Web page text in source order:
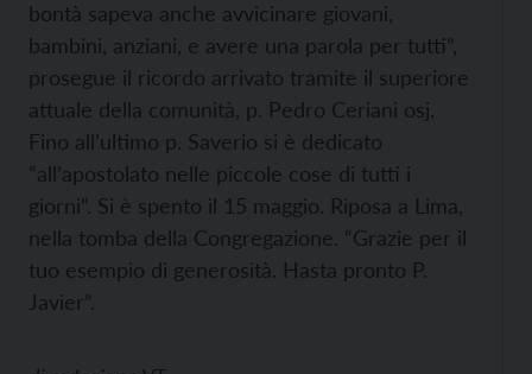
bontà sapeva anche avvicinare giovani,
bambini, anziani, e avere una parola per tutti”,
prosegue il ricordo arrivato tramite il superiore
attuale della comunità, p. Pedro Ceriani osj.
Fino all’ultimo p. Saverio si è dedicato
“all’apostolato nelle piccole cose di tutti i
giorni”. Si è spento il 15 maggio. Riposa a Lima,
nella tomba della Congregazione. “Grazie per il
tuo esempio di generosità. Hasta pronto P.
Javier”.